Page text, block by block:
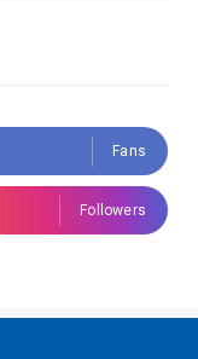
Fans
Followers